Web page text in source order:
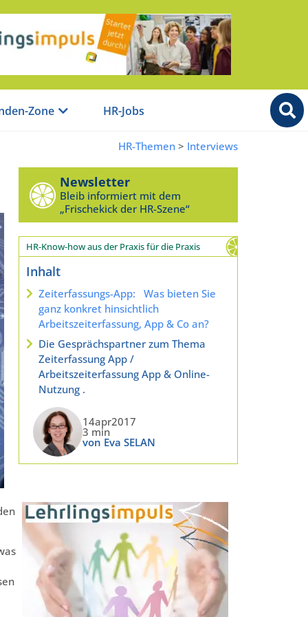
Zone HR-Jobs
HR-Themen > Interviews
Newsletter
Bleib informiert mit dem
„Frischekick der HR-Szene“
HR-Know-how aus der Praxis für die Praxis
Inhalt
Zeiterfassungs-App: Was bieten Sie
ganz konkret hinsichtlich
Arbeitszeiterfassung, App & Co an?
Die Gesprächspartner zum Thema
Zeiterfassung App /
Arbeitszeiterfassung App & Online-
Nutzung .
14apr2017
3 min
von Eva SELAN